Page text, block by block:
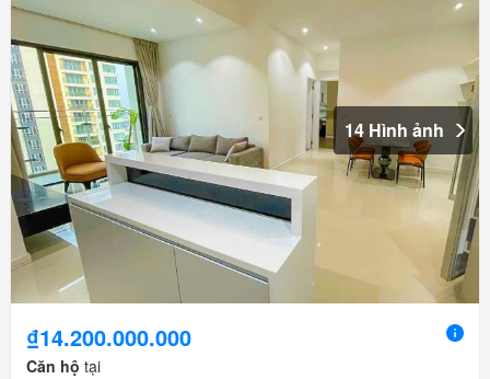
14 Hình ảnh
₫14.200.000.000
Căn hộ tại